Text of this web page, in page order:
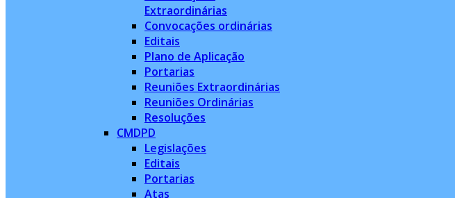
Extraordinárias
Convocações ordinárias
Editais
Plano de Aplicação
Portarias
Reuniões Extraordinárias
Reuniões Ordinárias
Resoluções
CMDPD
Legislações
Editais
Portarias
Atas